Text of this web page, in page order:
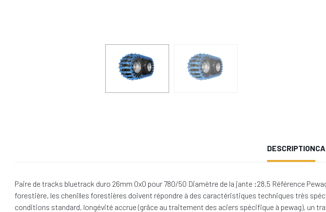
DESCRIPTION
Paire de tracks bluetrack duro 26mm 0x0 pour 780/50 Diamètre de la jante :28,5 Référence
forestière, les chenilles forestières doivent répondre à des caractéristiques techniques très
conditions standard, longévité accrue (grâce au traitement des aciers spécifique à pewag), un